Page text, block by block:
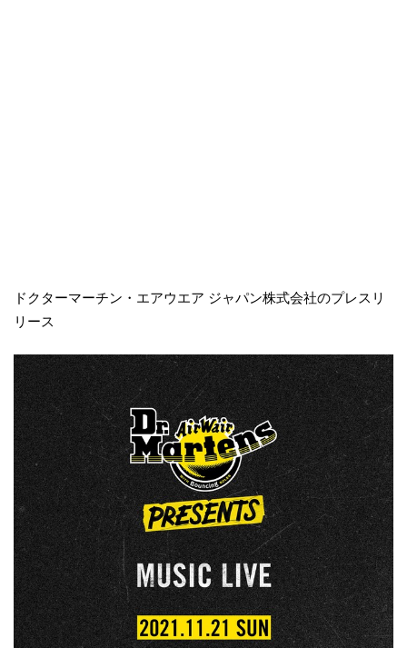
ドクターマーチン・エアウエア ジャパン株式会社のプレスリ
リース